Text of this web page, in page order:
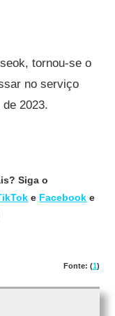
tornou-se o
no serviço
2023.
Siga o
e Facebook e
Fonte: (1)